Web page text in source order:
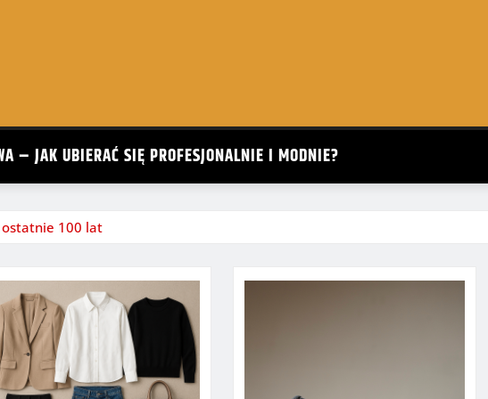
– JAK UBIERAĆ SIĘ PROFESJONALNIE I MODNIE?
ostatnie 100 lat